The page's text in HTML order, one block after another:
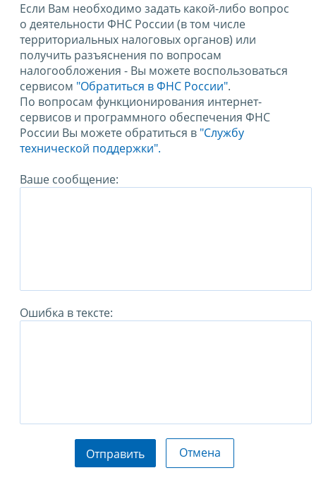
Если Вам необходимо задать какой-либо вопрос
о деятельности ФНС России (в том числе
территориальных налоговых органов) или
получить разъяснения по вопросам
налогообложения - Вы можете воспользоваться
сервисом "Обратиться в ФНС России".
По вопросам функционирования интернет-
сервисов и программного обеспечения ФНС
России Вы можете обратиться в "Службу
технической поддержки".
Ваше сообщение:
Ошибка в тексте:
Отправить Отмена